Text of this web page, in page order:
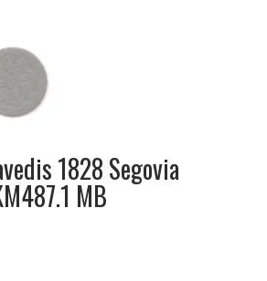
1828 Segovia
MB